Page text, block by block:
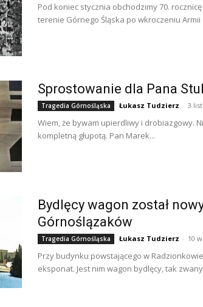
Pod koniec stycznia obchodzimy 70.
terenie Górnego Śląska po wkroczeniu Armii
Sprostowanie dla Pana
Tragedia Górnośląska Łukasz Tudzierz - 3
Wiem, że bywam upierdliwy i drobiazgowy.
kompletną głupotą. Pan Marek...
Bydlęcy wagon został
Górnoślązaków
Tragedia Górnośląska Łukasz Tudzierz - 10
Przy budynku powstającego w
eksponat. Jest nim wagon bydlęcy, tak